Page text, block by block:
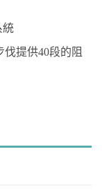
統
提供40段的阻